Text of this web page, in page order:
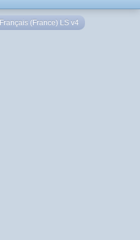
Français (France) LS v4